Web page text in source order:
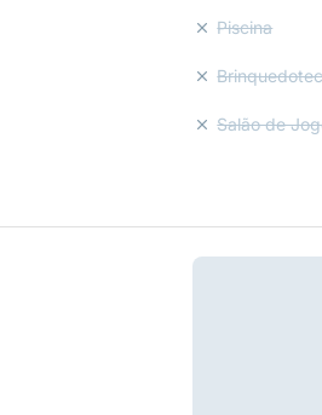
Piscina
Salão de